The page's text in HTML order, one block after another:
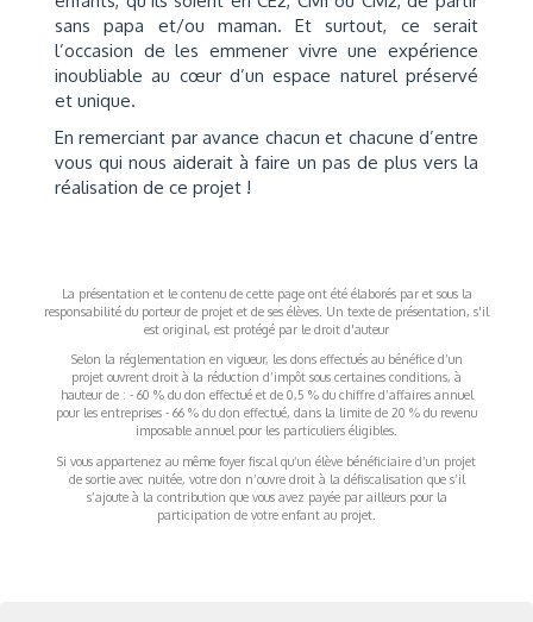
sans papa et/ou maman. Et surtout, ce serait
l’occasion de les emmener vivre une expérience
inoubliable au cœur d’un espace naturel préservé
et unique.
En remerciant par avance chacun et chacune d’entre
vous qui nous aiderait à faire un pas de plus vers la
réalisation de ce projet !
La présentation et le contenu de cette page ont été élaborés par et sous la
responsabilité du porteur de projet et de ses élèves. Un texte de présentation, s'il
est original, est protégé par le droit d'auteur
Selon la réglementation en vigueur, les dons effectués au bénéfice d’un
projet ouvrent droit à la réduction d’impôt sous certaines conditions, à
hauteur de : - 60 % du don effectué et de 0,5 % du chiffre d’affaires annuel
pour les entreprises - 66 % du don effectué, dans la limite de 20 % du revenu
imposable annuel pour les particuliers éligibles.
Si vous appartenez au même foyer fiscal qu’un élève bénéficiaire d’un projet
de sortie avec nuitée, votre don n’ouvre droit à la défiscalisation que s’il
s’ajoute à la contribution que vous avez payée par ailleurs pour la
participation de votre enfant au projet.